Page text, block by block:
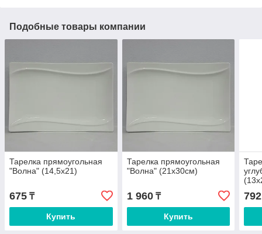
Подобные товары компании
Тарелка прямоугольная
"Волна" (14,5х21)
675 ₸
Купить
Тарелка прямоугольная
"Волна" (21х30см)
1 960₸
Купить
792